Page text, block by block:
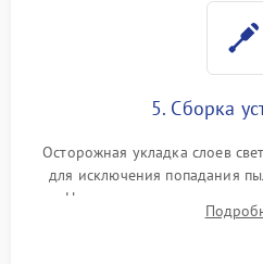
5. Сборка
Осторожная укладка слоев
для исключения попадания
Надежное подключение
аккуратное защелкивание